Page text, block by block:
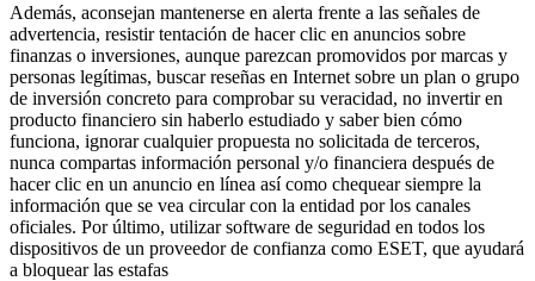
Además, aconsejan mantenerse en alerta frente a las señales de
advertencia, resistir tentación de hacer clic en anuncios sobre
finanzas o inversiones, aunque parezcan promovidos por marcas y
personas legítimas, buscar reseñas en Internet sobre un plan o grupo
de inversión concreto para comprobar su veracidad, no invertir en
producto financiero sin haberlo estudiado y saber bien cómo
funciona, ignorar cualquier propuesta no solicitada de terceros,
nunca compartas información personal y/o financiera después de
hacer clic en un anuncio en línea así como chequear siempre la
información que se vea circular con la entidad por los canales
oficiales. Por último, utilizar software de seguridad en todos los
dispositivos de un proveedor de confianza como ESET, que ayudará
a bloquear las estafas